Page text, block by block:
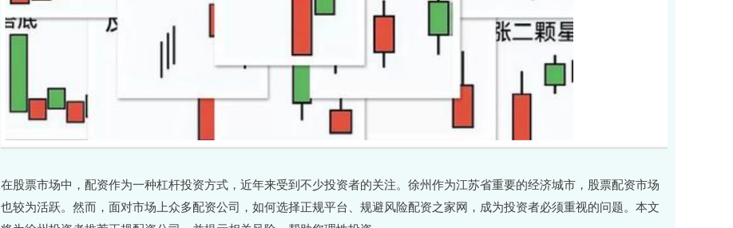
在股票市场中，配资作为一种杠杆投资方式，近年来受到不少投资者的关注。徐州作为江苏省重要的经济城市，股票配资市场
也较为活跃。然而，面对市场上众多配资公司，如何选择正规平台、规避风险配资之家网，成为投资者必须重视的问题。本文